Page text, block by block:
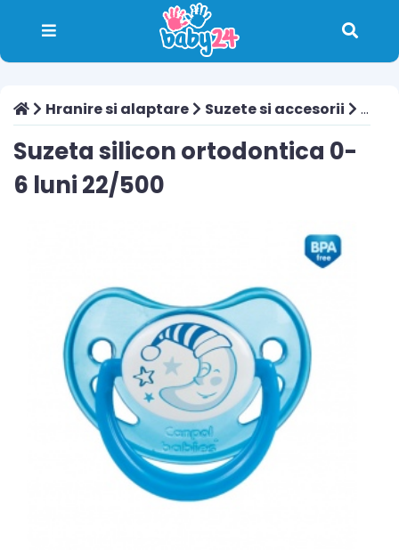
Hranire si alaptare Suzete si accesorii
Suzeta silicon ortodontica 0-
6 luni 22/500